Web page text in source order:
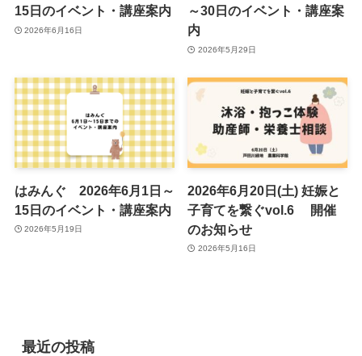
15日のイベント・講座案内
2026年6月16日
～30日のイベント・講座案
内
2026年5月29日
はみんぐ 2026年6月1日～
15日のイベント・講座案内
2026年5月19日
2026年6月20日(土) 妊娠と
子育てを繋ぐvol.6 開催
のお知らせ
2026年5月16日
最近の投稿